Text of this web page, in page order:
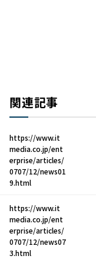
関連記事
https://www.it
media.co.jp/ent
erprise/articles/
0707/12/news01
9.html
https://www.it
media.co.jp/ent
erprise/articles/
0707/12/news07
3.html